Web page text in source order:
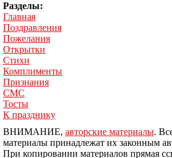
Разделы:
Главная
Поздравления
Пожелания
Открытки
Стихи
Комплименты
Признания
СМС
Тосты
К празднику
ВНИМАНИЕ, авторские материалы.
материалы принадлежат их законным
При копировании материалов прямая